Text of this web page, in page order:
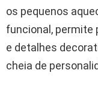
os pequenos
funcional, permite
e detalhes
cheia de